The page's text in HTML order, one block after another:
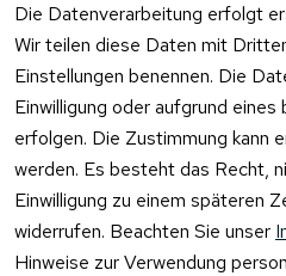
Die Datenverarbeitung erfolgt
Wir teilen diese Daten mit
Einstellungen benennen. Die
Einwilligung oder aufgrund
erfolgen. Die Zustimmung kann
werden. Es besteht das Recht,
Einwilligung zu einem späteren
widerrufen. Beachten Sie unser
Hinweise zur Verwendung
Rechtliches
AGB
Impressum
Datenschutzer
klärung
Barrierefreiheit
serklärung
Kontakt
Kontakt
Registrieren